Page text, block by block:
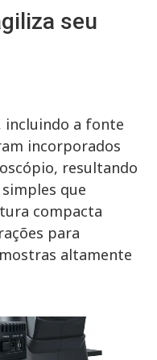
seu
incluindo a fonte
incorporados
resultando
que
compacta
para
altamente